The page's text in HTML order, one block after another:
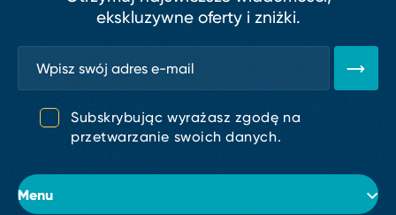
Menu
ekskluzywne oferty i zniżki.
Subskrybując wyrażasz zgodę na
przetwarzanie swoich danych.